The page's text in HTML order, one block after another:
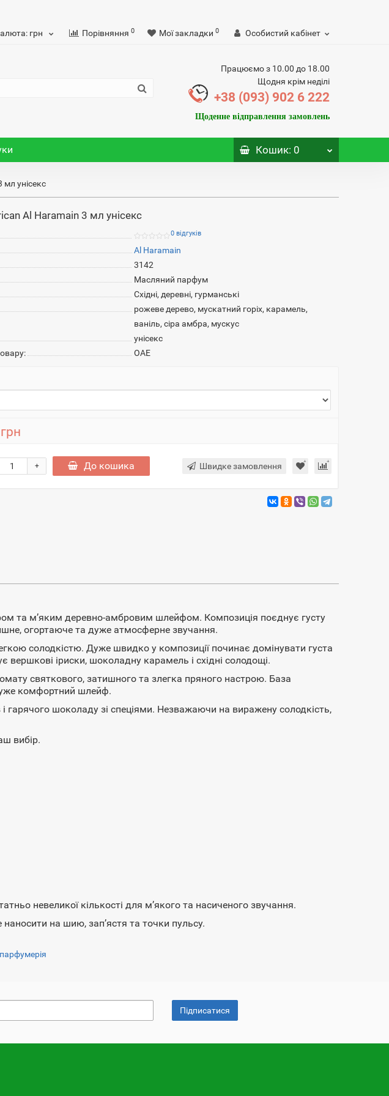
грн Порівняння 0 Мої закладки 0 Особистий кабінет
Працюємо з 10.00 до 18.00
Щодня крім неділі
+38 (093) 902 6 222
Щоденне відправлення замовлень
Кошик: 0
унісекс
Al Haramain 3 мл унісекс
0 відгуків
Al Haramain
3142
Масляний парфум
Східні, деревні, гурманські
рожеве дерево, мускатний горіх, карамель,
ваніль, сіра амбра, мускус
унісекс
ОАЕ
+ До кошика Швидке замовлення
та м’яким деревно-амбровим шлейфом. Композиція поєднує густу
огортаюче та дуже атмосферне звучання.
солодкістю. Дуже швидко у композиції починає домінувати густа
іриски, шоколадну карамель і східні солодощі.
святкового, затишного та злегка пряного настрою. База
комфортний шлейф.
шоколаду зі спеціями. Незважаючи на виражену солодкість,
вибір.
невеликої кількості для м’якого та насиченого звучання.
на шию, зап’ястя та точки пульсу.
Підписатися